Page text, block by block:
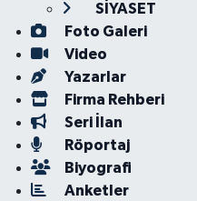
SİYASET
Foto Galeri
Video
Yazarlar
Firma Rehberi
Seri İlan
Röportaj
Biyografi
Anketler